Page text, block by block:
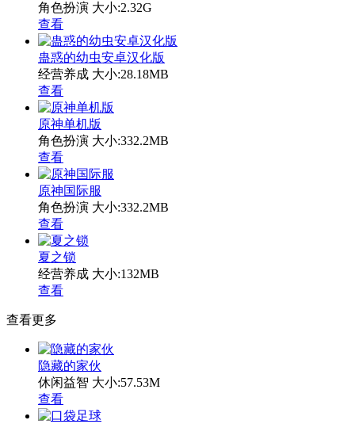
角色扮演 大小:2.32G
查看
蛊惑的幼虫安卓汉化版
经营养成 大小:28.18MB
查看
原神单机版
角色扮演 大小:332.2MB
查看
原神国际服
角色扮演 大小:332.2MB
查看
夏之锁
经营养成 大小:132MB
查看
查看更多
隐藏的家伙
休闲益智 大小:57.53M
查看